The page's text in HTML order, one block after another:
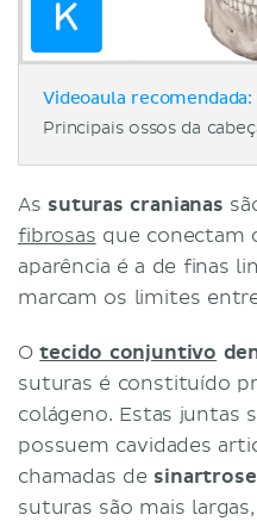
Videoaula recomendada:
Principais ossos da
As suturas cranianas
fibrosas que conectam
aparência é a de finas
marcam os limites
Otecido conjuntivo
suturas é constituído
colágeno. Estas juntas
possuem cavidades
chamadas de
suturas são mais